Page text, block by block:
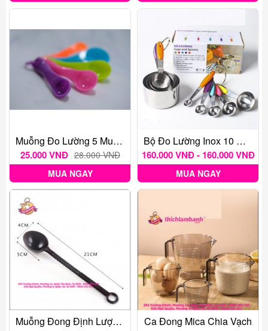
Muỗng Đo Lường 5 Muỗng G/ml Sắc Màu
25.000 VNĐ 28.000 VNĐ
MUA NGAY
Bộ Đo Lường Inox 10 Muỗng Tsp/cup
160.000 VNĐ - 160.000 VNĐ
MUA NGAY
Muỗng Đong Định Lượng 10g Ca Đong Mica Chia Vạch